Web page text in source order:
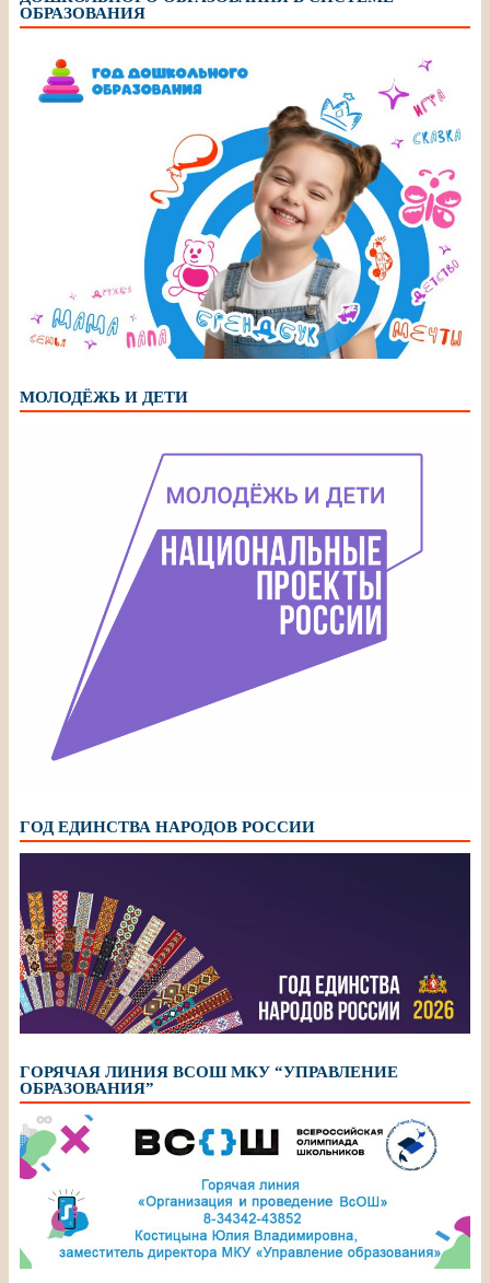
ОБРАЗОВАНИЯ
МОЛОДЁЖЬ И ДЕТИ
ГОД ЕДИНСТВА НАРОДОВ РОССИИ
ГОРЯЧАЯ ЛИНИЯ ВСОШ МКУ “УПРАВЛЕНИЕ
ОБРАЗОВАНИЯ”